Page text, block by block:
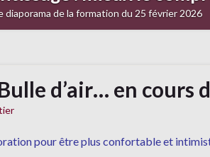
diaporama de la formation du 25 février 2026
Bulle d’air… en cours
pour être plus confortable et